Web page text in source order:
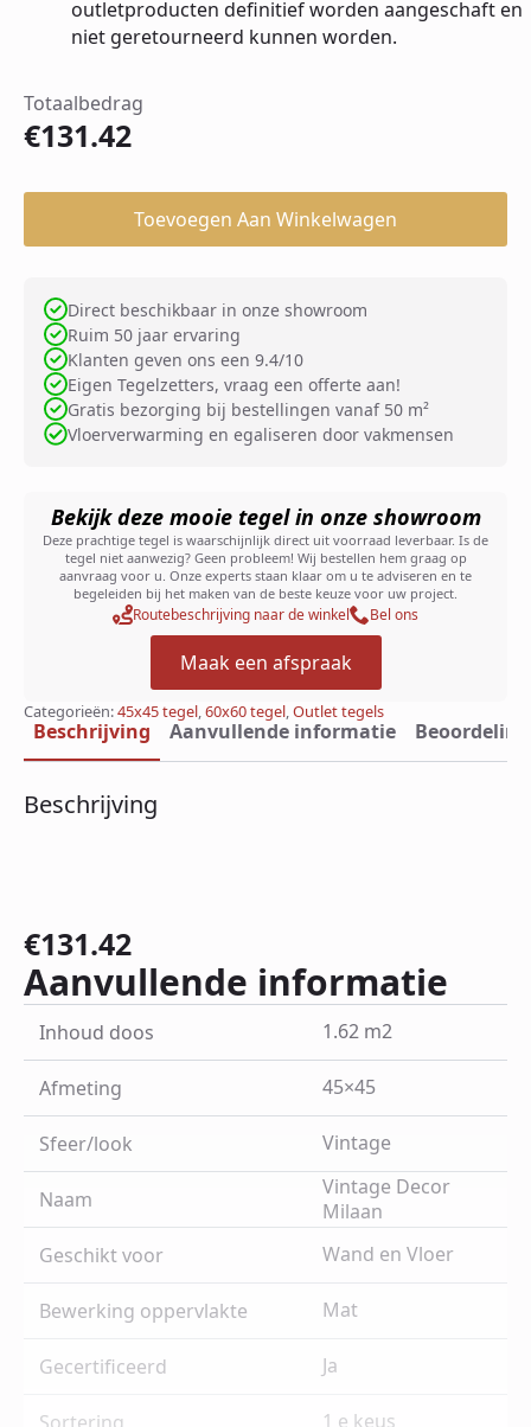
outletproducten definitief worden aangeschaft en
niet geretourneerd kunnen worden.
Totaalbedrag
€131.42
Toevoegen Aan Winkelwagen
Direct beschikbaar in onze showroom
Ruim 50 jaar ervaring
Klanten geven ons een 9.4/10
Eigen Tegelzetters, vraag een offerte aan!
Gratis bezorging bij bestellingen vanaf 50 m²
Vloerverwarming en egaliseren door vakmensen
Bekijk deze mooie tegel in onze showroom
Deze prachtige tegel is waarschijnlijk direct uit voorraad leverbaar. Is de
tegel niet aanwezig? Geen probleem! Wij bestellen hem graag op
aanvraag voor u. Onze experts staan klaar om u te adviseren en te
begeleiden bij het maken van de beste keuze voor uw project.
Routebeschrijving naar de winkel Bel ons
Maak een afspraak
Categorieën:45x45 tegel,60x60 tegel,Outlet tegels
Beschrijving Aanvullende informatie
Beschrijving
€131.42
Aanvullende informatie
Inhoud doos 1.62 m2
Afmeting 45×45
Sfeer/look Vintage
Naam
Vintage Decor
Milaan
Geschikt voor
Wand en Vloer
Bewerking oppervlakte Mat
Gecertificeerd Ja
1 e keus